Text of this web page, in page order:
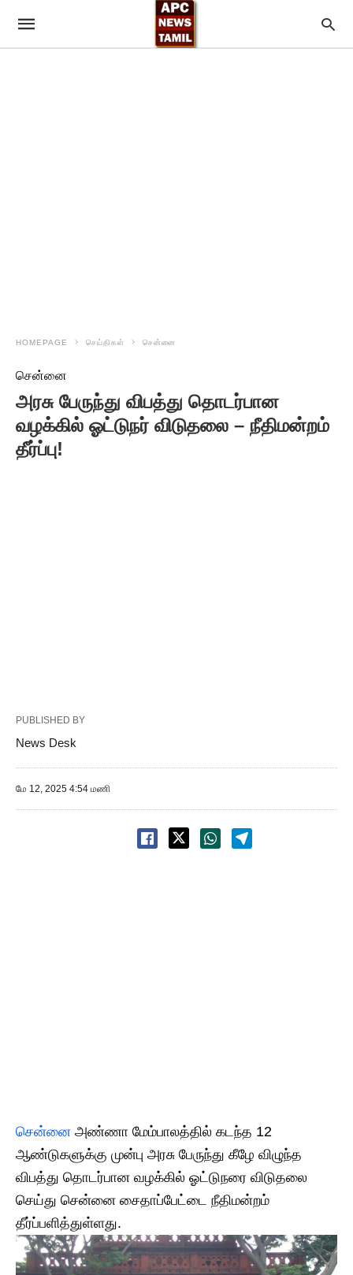
HOMEPAGE செய்திகள் சென்னை
சென்னை
அரசு பேருந்து விபத்து தொடர்பான
வழக்கில் ஓட்டுநர் விடுதலை – நீதிமன்றம்
தீர்ப்பு!
PUBLISHED BY
News Desk
மே 12, 2025 4:54 மணி
சென்னை அண்ணா மேம்பாலத்தில் கடந்த 12
ஆண்டுகளுக்கு முன்பு அரசு பேருந்து கீழே விழுந்த
விபத்து தொடர்பான வழக்கில் ஓட்டுநரை விடுதலை
செய்து சென்னை சைதாப்பேட்டை நீதிமன்றம்
தீர்ப்பளித்துள்ளது.